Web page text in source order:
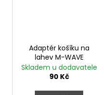
Adaptér košíku na
lahev M-WAVE
Skladem u dodavatele
90 Kč